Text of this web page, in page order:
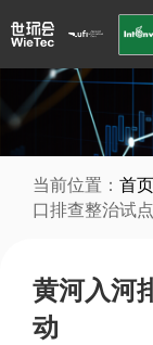
当前位置： 首页
口排查整治试
黄河入河
动